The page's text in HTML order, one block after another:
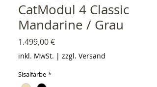
CatModul 4 Classic
Mandarine / Grau
1.499,00 €Preis
inkl. MwSt. | zzgl. Versand
Sisalfarbe *